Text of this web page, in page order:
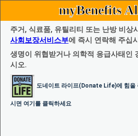
myBenefits
주거, 식료품, 유틸리티 또는 난방 비상
사회보장서비스부에 즉시 연락해 주십
생명이 위협받거나 의학적 응급사태인
시오.
도네이트 라이프(Donate Life)에 힘을
시면 여기를 클릭하세요